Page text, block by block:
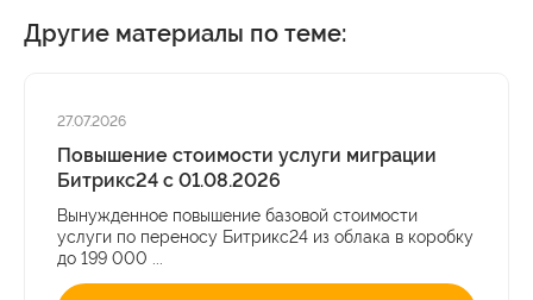
Другие материалы по теме:
27.07.2026
Повышение стоимости услуги миграции
Битрикс24 с 01.08.2026
Вынужденное повышение базовой стоимости
услуги по переносу Битрикс24 из облака в коробку
до 199 000 ...